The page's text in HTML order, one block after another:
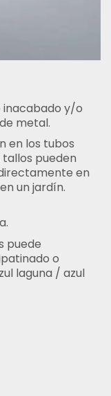
inacabado y/o
metal.
en los tubos
tallos pueden
en
un jardín.
puede
o
laguna / azul